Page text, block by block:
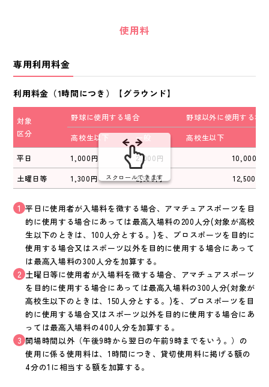
使用料
専用利用料金
利用料金（1時間につき）【グラウンド】
対象
区分
野球に使用する場合
野球以外に使用する場
高校生以下
一般
高校生以下
平日
1,000円 2,000円
10,000円
土曜日等
1,300円 2,500円 12,500円
スクロールできます
1 平日に使用者が入場料を徴する場合、アマチュアスポーツを目
的に使用する場合にあっては最高入場料の200人分(対象が高校
生以下のときは、100人分とする。)を、プロスポーツを目的に
使用する場合又はスポーツ以外を目的に使用する場合にあって
は最高入場料の300人分を加算する。
2 土曜日等に使用者が入場料を徴する場合、アマチュアスポーツ
を目的に使用する場合にあっては最高入場料の300人分(対象が
高校生以下のときは、150人分とする。)を、プロスポーツを目
的に使用する場合又はスポーツ以外を目的に使用する場合にあ
っては最高入場料の400人分を加算する。
3 開場時間以外（午後9時から翌日の午前9時までをいう。）の
使用に係る使用料は、1時間につき、貸切使用料に掲げる額の
4分の1に相当する額を加算する。